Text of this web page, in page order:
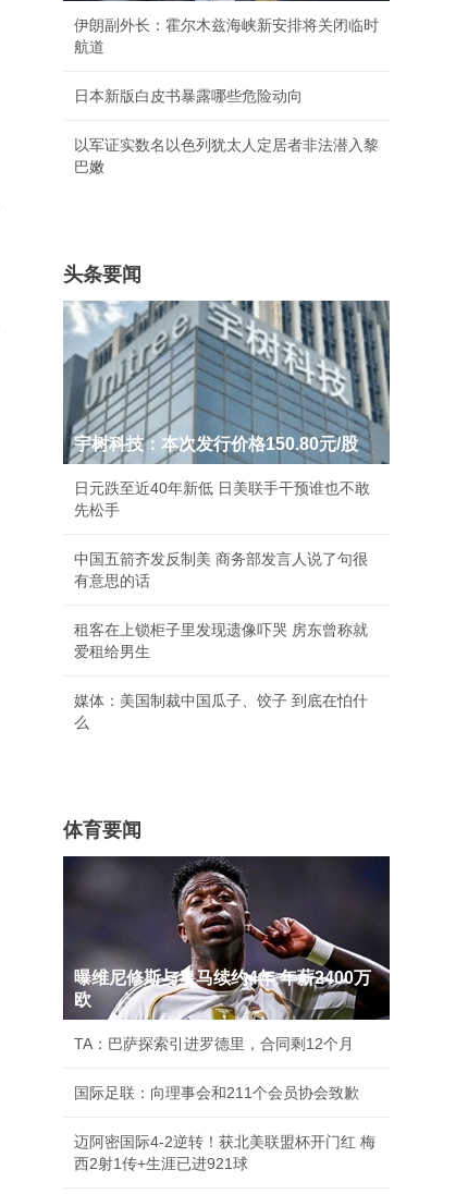
伊朗副外长：霍尔木兹海峡新安排将关闭临时
航道
日本新版白皮书暴露哪些危险动向
以军证实数名以色列犹太人定居者非法潜入黎
巴嫩
头条要闻
宇树科技：本次发行价格150.80元/股
日元跌至近40年新低 日美联手干预谁也不敢
先松手
中国五箭齐发反制美 商务部发言人说了句很
有意思的话
租客在上锁柜子里发现遗像吓哭 房东曾称就
爱租给男生
媒体：美国制裁中国瓜子、饺子 到底在怕什
么
体育要闻
曝维尼修斯与皇马续约4年 年薪2400万
欧
TA：巴萨探索引进罗德里，合同剩12个月
国际足联：向理事会和211个会员协会致歉
迈阿密国际4-2逆转！获北美联盟杯开门红 梅
西2射1传+生涯已进921球